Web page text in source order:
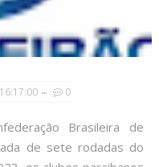
16:17:00 0
Brasileira de
de sete rodadas do